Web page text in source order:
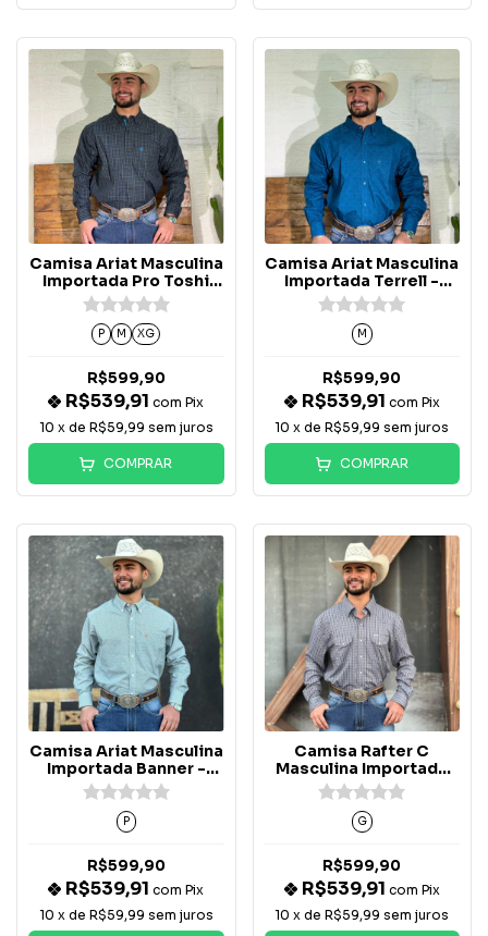
Camisa Ariat Masculina
Importada Pro Toshi
Xadrez Azul - 10065774
P M XG
R$599,90
R$539,91com Pix
10 x de R$59,99 sem juros
COMPRAR
Camisa Ariat Masculina
Importada Terrell -
10065771
M
R$599,90
R$539,91 com Pix
10 x deR$59,99 sem juros
COMPRAR
Camisa Ariat Masculina
Importada Banner -
10062206
P
R$599,90
R$539,91com Pix
10 x de R$59,99 sem juros
Camisa Rafter C
Masculina Importada
Estampada
G
R$599,90
R$539,91 com Pix
10 x deR$59,99 sem juros